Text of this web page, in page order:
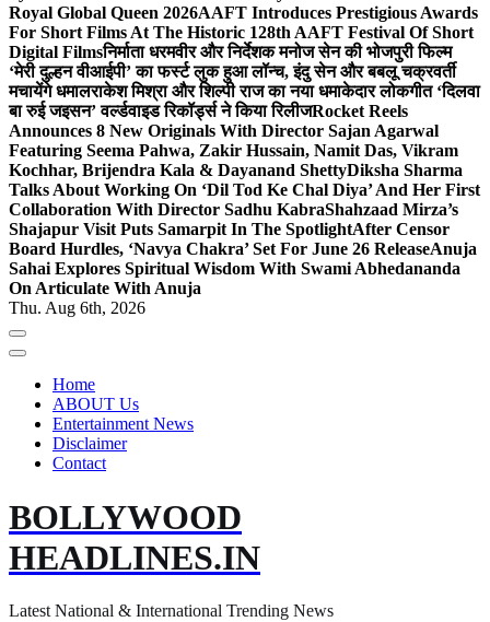
Royal Global Queen 2026AAFT Introduces Prestigious Awards
For Short Films At The Historic 128th AAFT Festival Of Short
Digital Filmsनिर्माता धरमवीर और निर्देशक मनोज सेन की भोजपुरी फिल्म
‘मेरी दुल्हन वीआईपी’ का फर्स्ट लुक हुआ लॉन्च, इंदु सेन और बबलू चक्रवर्ती
मचायेंगे धमालराकेश मिश्रा और शिल्पी राज का नया धमाकेदार लोकगीत ‘दिलवा
बा रुई जइसन’ वर्ल्डवाइड रिकॉर्ड्स ने किया रिलीजRocket Reels
Announces 8 New Originals With Director Sajan Agarwal
Featuring Seema Pahwa, Zakir Hussain, Namit Das, Vikram
Kochhar, Brijendra Kala & Dayanand ShettyDiksha Sharma
Talks About Working On ‘Dil Tod Ke Chal Diya’ And Her First
Collaboration With Director Sadhu KabraShahzaad Mirza’s
Shajapur Visit Puts Samarpit In The SpotlightAfter Censor
Board Hurdles, ‘Navya Chakra’ Set For June 26 ReleaseAnuja
Sahai Explores Spiritual Wisdom With Swami Abhedananda
On Articulate With Anuja
Thu. Aug 6th, 2026
Home
ABOUT Us
Entertainment News
Disclaimer
Contact
BOLLYWOOD
HEADLINES.IN
Latest National & International Trending News